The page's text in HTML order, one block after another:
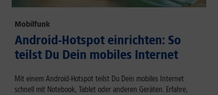
Mobilfunk
Android-Hotspot einrichten: So
teilst Du Dein mobiles Internet
Mit einem Android-Hotspot teilst Du Dein mobiles Internet
schnell mit Notebook, Tablet oder anderen Geräten. Erfahre,